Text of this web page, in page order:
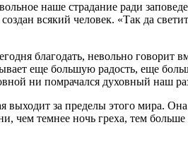
наше страдание ради
создан всякий человек. «Так да
благодать, невольно
еще большую радость, еще
ни помрачался духовный наш
за пределы этого мира.
темнее ночь греха, тем